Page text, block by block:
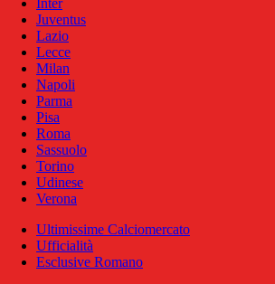
Inter
Juventus
Lazio
Lecce
Milan
Napoli
Parma
Pisa
Roma
Sassuolo
Torino
Udinese
Verona
Ultimissime Calciomercato
Ufficialità
Esclusive Romano